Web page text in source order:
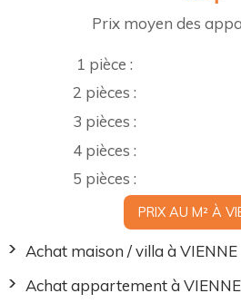
Prix moyen des
1 pièce :
2 pièces :
3 pièces :
4 pièces :
5 pièces :
PRIX AU M² À
Achat maison / villa à VIENNE
Achat appartement à VIENNE